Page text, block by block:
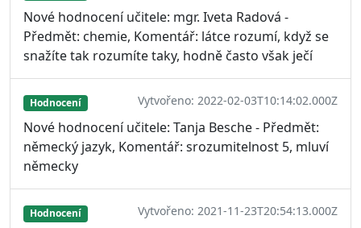
Nové hodnocení učitele: mgr. Iveta Radová -
Předmět: chemie, Komentář: látce rozumí, když se
snažíte tak rozumíte taky, hodně často však ječí
Hodnocení Vytvořeno: 2022-02-03T10:14:02.000Z
Nové hodnocení učitele: Tanja Besche - Předmět:
německý jazyk, Komentář: srozumitelnost 5, mluví
německy
Hodnocení Vytvořeno: 2021-11-23T20:54:13.000Z